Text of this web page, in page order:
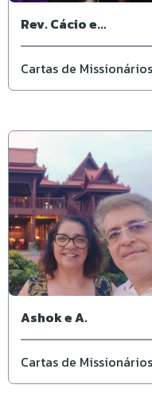
Rev. Cácio e
Elisângela
Cartas de Missionários
Ashok e A.
Cartas de Missionários